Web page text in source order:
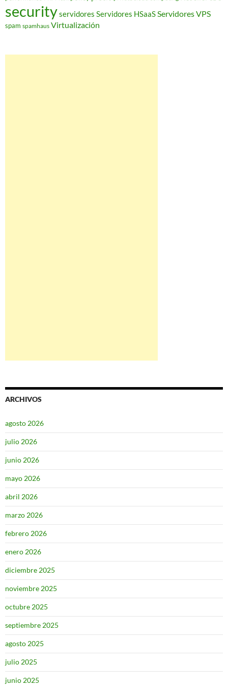
securityservidores Servidores HSaaSServidores VPS
spam spamhaus Virtualización
ARCHIVOS
agosto 2026
julio 2026
junio 2026
mayo 2026
abril 2026
marzo 2026
febrero 2026
enero 2026
diciembre 2025
noviembre 2025
octubre 2025
septiembre 2025
agosto 2025
julio 2025
junio 2025